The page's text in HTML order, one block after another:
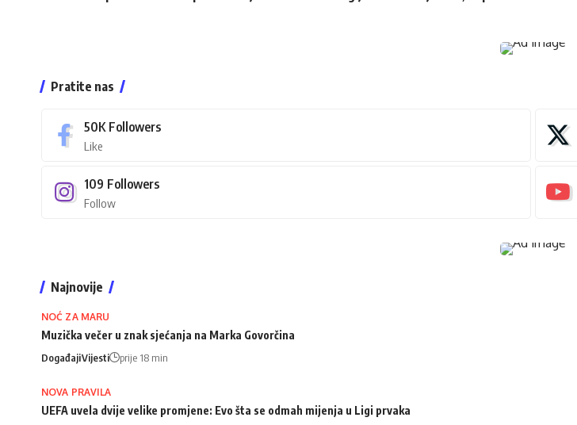
Pratite nas
50K Followers
Like
109 Followers
Follow
Najnovije
NOĆ ZA MARU
Muzička večer u znak sjećanja na Marka Govorčina
DogađajiVijesti prije 18 min
NOVA PRAVILA
UEFA uvela dvije velike promjene: Evo šta se odmah mijenja u Ligi prvaka